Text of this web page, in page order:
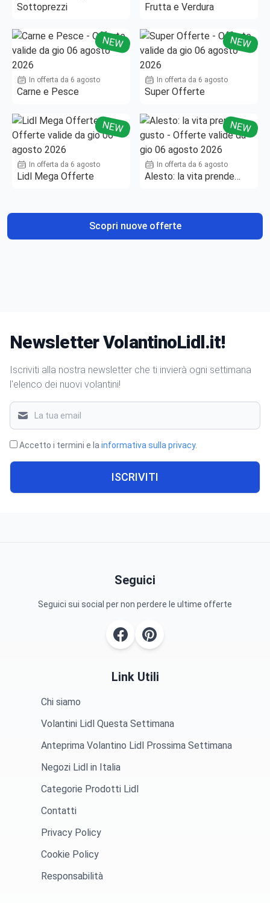
Sottoprezzi Frutta e Verdura
NEW
In offerta da 6 agosto
Carne e Pesce
NEW
In offerta da 6 agosto
Super Offerte
NEW
In offerta da 6 agosto
Lidl Mega Offerte
NEW
In offerta da 6 agosto
Alesto: la vita prende
Scopri nuove offerte
Newsletter VolantinoLidl.it!
Iscriviti alla nostra newsletter che ti invierà ogni settimana
l'elenco dei nuovi volantini!
Accetto i termini e la informativa sulla privacy.
ISCRIVITI
Seguici
Seguici sui social per non perdere le ultime offerte
Link Utili
Chi siamo
Volantini Lidl Questa Settimana
Anteprima Volantino Lidl Prossima Settimana
Negozi Lidl in Italia
Categorie Prodotti Lidl
Contatti
Privacy Policy
Cookie Policy
Responsabilità